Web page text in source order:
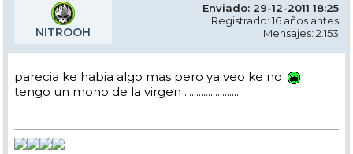
NITROOH
Enviado: 29-12-2011 18:25
Registrado: 16 años antes
Mensajes: 2.153
parecia ke habia algo mas pero ya veo ke no
tengo un mono de la virgen ........................